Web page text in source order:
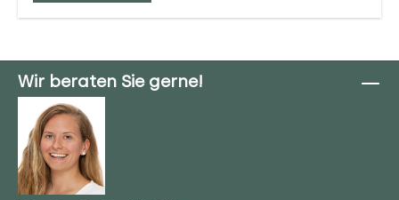
Wir beraten Sie gerne!